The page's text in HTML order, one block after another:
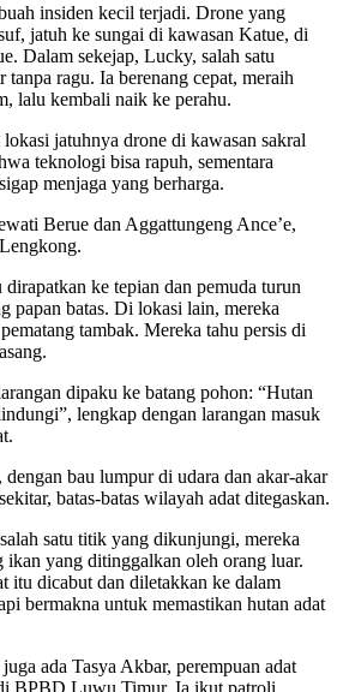
insiden kecil terjadi. Drone yang
jatuh ke sungai di kawasan Katue, di
Dalam sekejap, Lucky, salah satu
tanpa ragu. Ia berenang cepat, meraih
lalu kembali naik ke perahu.
jatuhnya drone di kawasan sakral
teknologi bisa rapuh, sementara
menjaga yang berharga.
Berue dan Aggattungeng Ance’e,
ke tepian dan pemuda turun
papan batas. Di lokasi lain, mereka
tambak. Mereka tahu persis di
dipaku ke batang pohon: “Hutan
lengkap dengan larangan masuk
bau lumpur di udara dan akar-akar
batas-batas wilayah adat ditegaskan.
satu titik yang dikunjungi, mereka
ikan yang ditinggalkan oleh orang luar.
itu dicabut dan diletakkan ke dalam
bermakna untuk memastikan hutan adat
ada Tasya Akbar, perempuan adat
BPBD Luwu Timur. Ia ikut patroli